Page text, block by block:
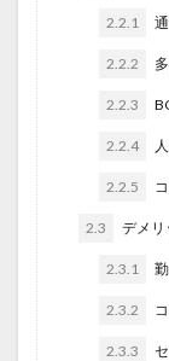
2.2.1
2.2.2
2.2.3
2.2.4
2.2.5
2.3 デメリ
2.3.1
2.3.2
2.3.3